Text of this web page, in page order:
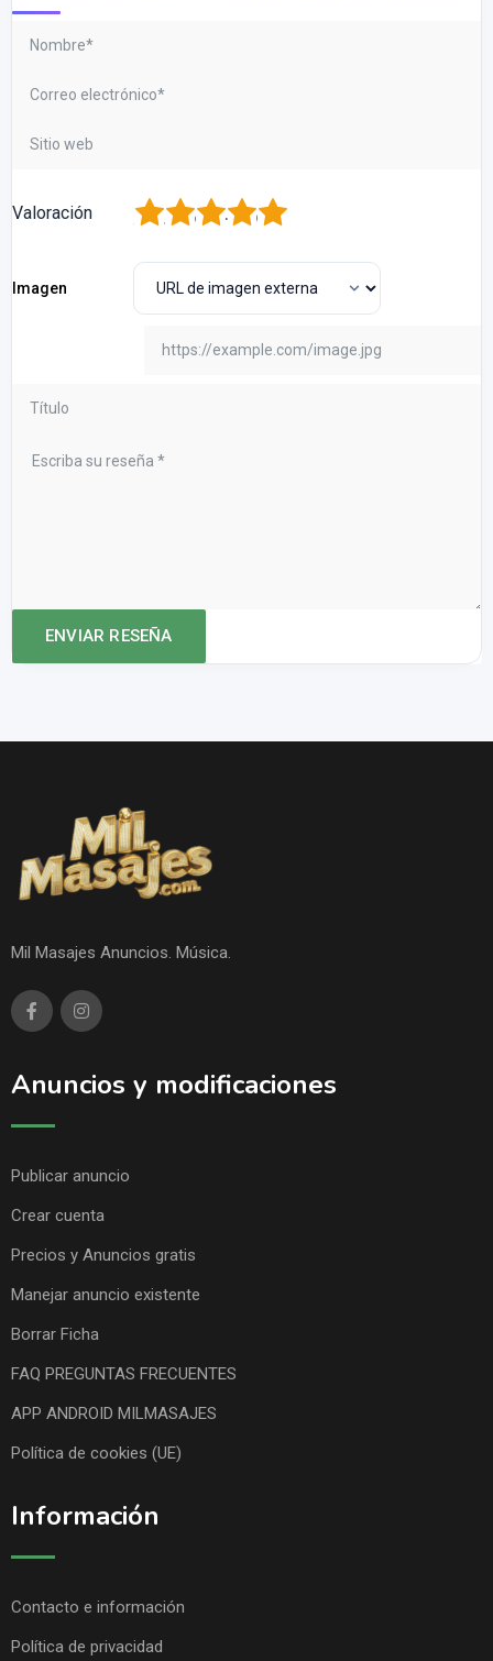
Valoración 5
4
3
2
Imagen
Mil Masajes Anuncios. Música.
Anuncios y modificaciones
Publicar anuncio
Crear cuenta
Precios y Anuncios gratis
Manejar anuncio existente
Borrar Ficha
FAQ PREGUNTAS FRECUENTES
APP ANDROID MILMASAJES
Política de cookies (UE)
Información
Contacto e información
Política de privacidad